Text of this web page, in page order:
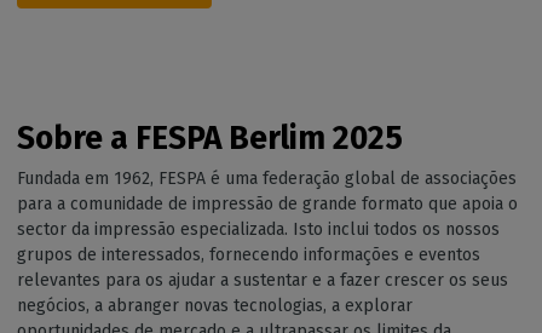
Sobre a FESPA Berlim 2025
Fundada em 1962, FESPA é uma federação global de associações
para a comunidade de impressão de grande formato que apoia o
sector da impressão especializada. Isto inclui todos os nossos
grupos de interessados, fornecendo informações e eventos
relevantes para os ajudar a sustentar e a fazer crescer os seus
negócios, a abranger novas tecnologias, a explorar